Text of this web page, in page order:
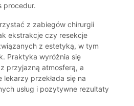
procedur.
z zabiegów chirurgii
ekstrakcje czy resekcje
z estetyką, w tym
Praktyka wyróżnia się
przyjazną atmosferą, a
przekłada się na
usług i pozytywne rezultaty